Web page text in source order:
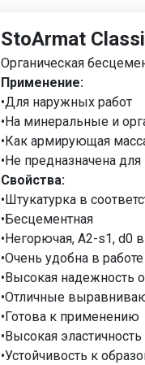
StoArmat
Органическая
Применение:
•Для наружных работ
•На минеральные и
•Как армирующая
•Не предназначена
Свойства:
•Штукатурка в
•Бесцементная
•Негорючая, A2-s1, d0
•Очень удобна в работе
•Высокая надежность
•Отличные
•Готова к применению
•Высокая эластичность
•Устойчивость к